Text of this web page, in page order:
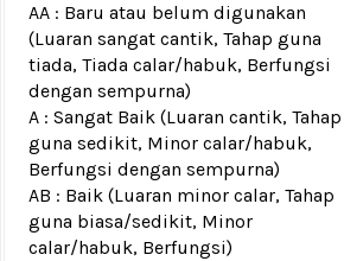
AA : Baru atau belum digunakan
(Luaran sangat cantik, Tahap guna
tiada, Tiada calar/habuk, Berfungsi
dengan sempurna)
A : Sangat Baik (Luaran cantik, Tahap
guna sedikit, Minor calar/habuk,
Berfungsi dengan sempurna)
AB : Baik (Luaran minor calar, Tahap
guna biasa/sedikit, Minor
calar/habuk, Berfungsi)